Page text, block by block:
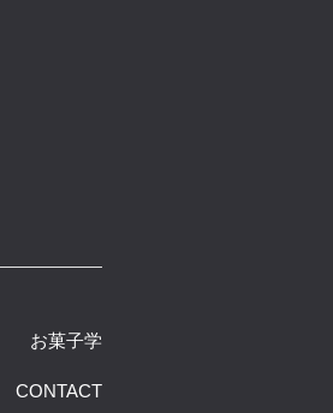
お菓子学
CONTACT